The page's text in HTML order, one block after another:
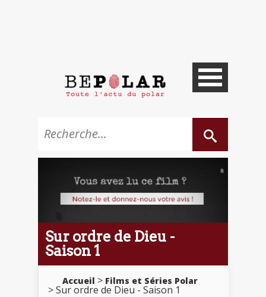
Sur ordre de Dieu -
Saison 1
Accueil Films et Séries Polar
Sur ordre de Dieu - Saison 1